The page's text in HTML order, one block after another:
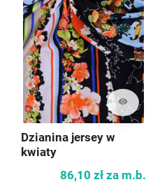
visibility
Dzianina jersey w
kwiaty
86,10 zł za m.b.